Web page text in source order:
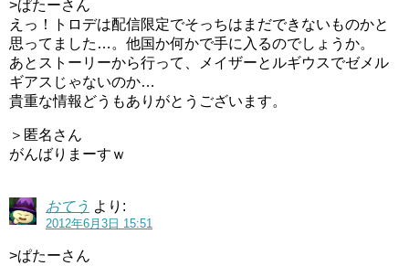
>ぱたーさん
えっ！トロデは配信限定でそっちはまだできないものかと
思ってました…。他国か何かで手に入るのでしょうか。
あとストーリーから行って、メイザーとルギウスでゼメル
ギアスじゃないのか…
貴重な情報どうもありがとうございます。
＞匿名さん
がんばりまーすｗ
おてう より:
2012年6月3日 15:51
>ぱたーさん